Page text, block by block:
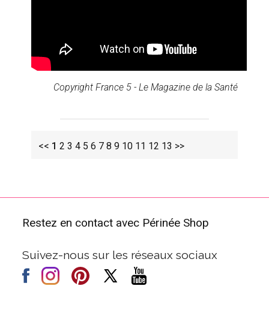
Copyright France 5 - Le Magazine de la Santé
<< 1 2 3 4 5 6 7 8 9 10 11 12 13 >>
Restez en contact avec Périnée Shop
Suivez-nous sur les réseaux sociaux